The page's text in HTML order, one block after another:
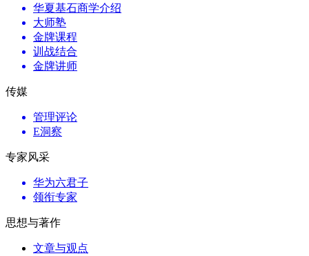
华夏基石商学介绍
大师塾
金牌课程
训战结合
金牌讲师
传媒
管理评论
E洞察
专家风采
华为六君子
领衔专家
思想与著作
文章与观点